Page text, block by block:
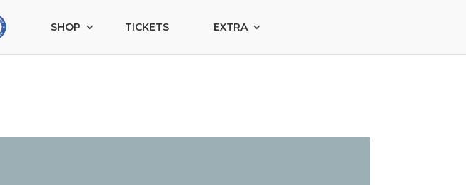
SHOP TICKETS EXTRA